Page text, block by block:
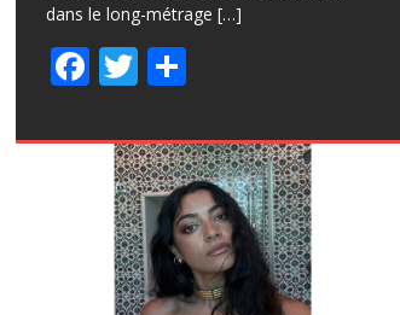
dans le long-métrage […]
F
e
T
itt
er
P
ta
g
er